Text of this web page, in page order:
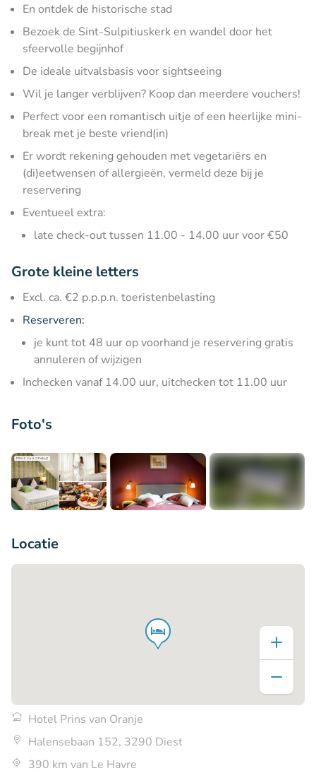
En ontdek de historische stad
Bezoek de Sint-Sulpitiuskerk en wandel door het
sfeervolle begijnhof
De ideale uitvalsbasis voor sightseeing
Wil je langer verblijven? Koop dan meerdere vouchers!
Perfect voor een romantisch uitje of een heerlijke mini-
break met je beste vriend(in)
Er wordt rekening gehouden met vegetariërs en
(di)eetwensen of allergieën, vermeld deze bij je
reservering
Eventueel extra:
late check-out tussen 11.00 - 14.00 uur voor €50
Grote kleine letters
Excl. ca. €2 p.p.p.n. toeristenbelasting
Reserveren:
je kunt tot 48 uur op voorhand je reservering gratis
annuleren of wijzigen
Inchecken vanaf 14.00 uur, uitchecken tot 11.00 uur
Foto's
Locatie
Hotel Prins van Oranje
Halensebaan 152, 3290 Diest
390 km van Le Havre